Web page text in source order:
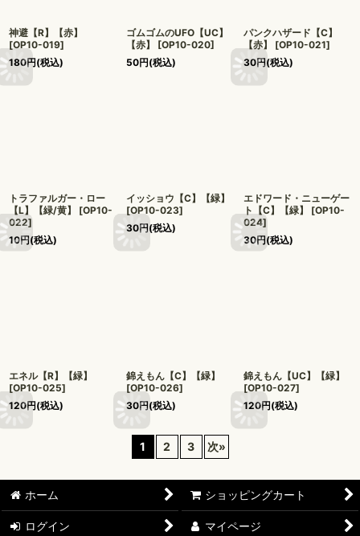
神避【R】【赤】
[OP10-019]
180円(税込)
ゴムゴムのUFO【UC】
【赤】
[OP10-020]
50円(税込)
パンクハザード【C】
【赤】
[OP10-021]
30円(税込)
トラファルガー・ロー
【L】【緑/黄】
[OP10-
022]
10円(税込)
イッショウ【C】【緑】
[OP10-023]
30円(税込)
エドワード・ニューゲー
ト【C】【緑】
[OP10-
024]
30円(税込)
エネル【R】【緑】
[OP10-025]
120円(税込)
錦えもん【C】【緑】
[OP10-026]
30円(税込)
錦えもん【UC】【緑】
[OP10-027]
120円(税込)
1 2 3 次»
ホーム ショッピングカート
ログイン マイページ